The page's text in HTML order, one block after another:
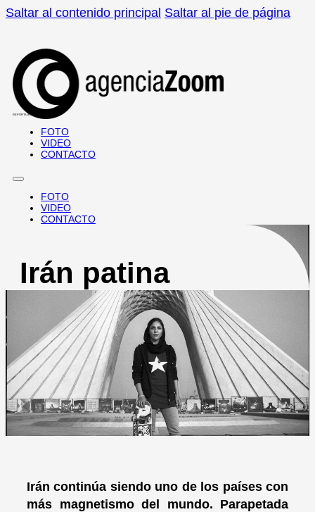
Saltar al contenido principal Saltar al pie de página
REPORTAJES · DOCUMENTALES
FOTO
VIDEO
CONTACTO
FOTO
VIDEO
CONTACTO
Irán patina
Irán continúa siendo uno de los países con
más magnetismo del mundo. Parapetada